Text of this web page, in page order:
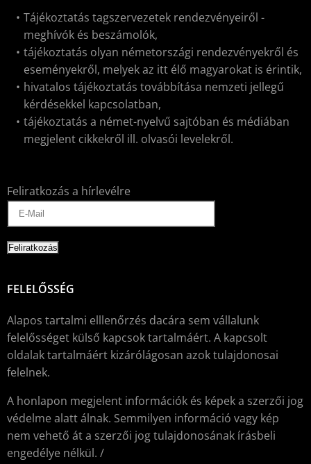
Tájékoztatás tagszervezetek rendezvényeiről -
meghívók és beszámolók,
tájékoztatás olyan németországi rendezvényekről és
eseményekről, melyek az itt élő magyarokat is érintik,
hivatalos tájékoztatás továbbítása nemzeti jellegű
kérdésekkel kapcsolatban,
tájékoztatás a német-nyelvű sajtóban és médiában
megjelent cikkekről ill. olvasói levelekről.
Feliratkozás a hírlevélre
FELELŐSSÉG
Alapos tartalmi elllenőrzés dacára sem vállalunk
felelősséget külső kapcsok tartalmáért. A kapcsolt
oldalak tartalmáért kizárólágosan azok tulajdonosai
felelnek.
A honlapon megjelent információk és képek a szerzői jog
védelme alatt álnak. Semmilyen információ vagy kép
nem vehető át a szerzői jog tulajdonosának írásbeli
engedélye nélkül. /